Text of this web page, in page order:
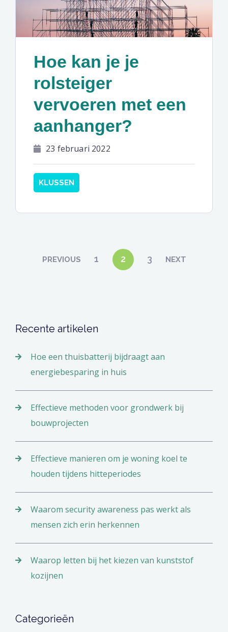
Hoe kan je je
rolsteiger
vervoeren met een
aanhanger?
23 februari 2022
KLUSSEN
Berichten
PREVIOUS 1 2 3 NEXT
Recente artikelen
Hoe een thuisbatterij bijdraagt aan
energiebesparing in huis
Effectieve methoden voor grondwerk bij
bouwprojecten
Effectieve manieren om je woning koel te
houden tijdens hitteperiodes
Waarom security awareness pas werkt als
mensen zich erin herkennen
Waarop letten bij het kiezen van kunststof
kozijnen
Categorieën